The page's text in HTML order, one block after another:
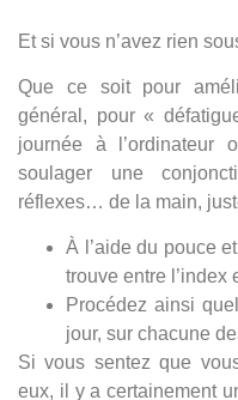
Et si vous n’avez rien
Que ce soit pour
général, pour «
journée à l’ordinateur
soulager une
réflexes… de la main,
À l’aide du pouce
trouve entre l’index
Procédez ainsi
jour, sur chacune
Si vous sentez que
eux, il y a certainement